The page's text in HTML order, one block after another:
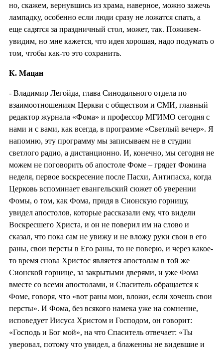
но, скажем, вернувшись из храма, наверное, можно зажечь
лампадку, особенно если люди сразу не ложатся спать, а
еще садятся за праздничный стол, может, так. Поживем-
увидим, но мне кажется, что идея хорошая, надо подумать о
том, чтобы как-то это сохранить.
К. Мацан
- Владимир Легойда, глава Синодального отдела по
взаимоотношениям Церкви с обществом и СМИ, главный
редактор журнала «Фома» и профессор МГИМО сегодня с
нами и с вами, как всегда, в программе «Светлый вечер». Я
напомню, эту программу мы записываем не в студии
светлого радио, а дистанционно. И, конечно, мы сегодня не
можем не поговорить об апостоле Фоме – грядет Фомина
неделя, первое воскресение после Пасхи, Антипасха, когда
Церковь вспоминает евангельский сюжет об уверении
Фомы, о том, как Фома, придя в Сионскую горницу,
увидел апостолов, которые рассказали ему, что видели
Воскресшего Христа, и он не поверил им на слово и
сказал, что пока сам не увижу и не вложу руки свои в его
раны, свои персты в Его раны, то не поверю, и через какое-
то время снова Христос является апостолам в той же
Сионской горнице, за закрытыми дверями, и уже Фома
вместе со всеми апостолами, и Спаситель обращается к
Фоме, говоря, что «вот раны мои, вложи, если хочешь свои
персты». И Фома, без всякого намека уже на сомнение,
исповедует Иисуса Христом и Господом, он говорит:
«Господь и Бог мой», на что Спаситель отвечает: «Ты
уверовал, потому что увидел, а блаженны не видевшие и